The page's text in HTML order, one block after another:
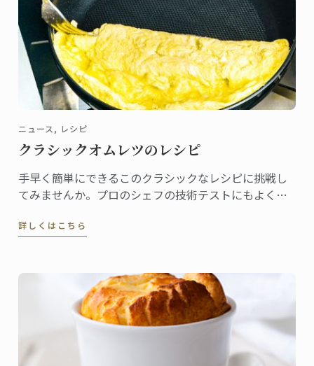
ニュース, レシピ
クラシックオムレツのレシピ
手早く簡単にできるこのクラシックなレシピに挑戦し
てみませんか。プロのシェフの技術テストにもよく使
のロールオムレツに挑戦できるようル・コルドン・ブ
なく、中は少し半熟です。
詳しくはこちら